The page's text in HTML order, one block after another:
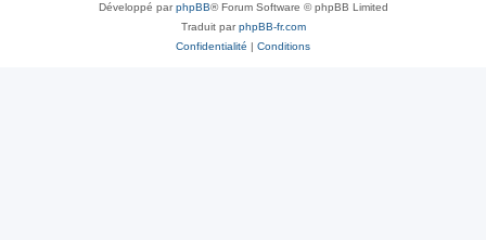
Développé parphpBB® Forum Software © phpBB Limited
Traduit parphpBB-fr.com
Confidentialité | Conditions